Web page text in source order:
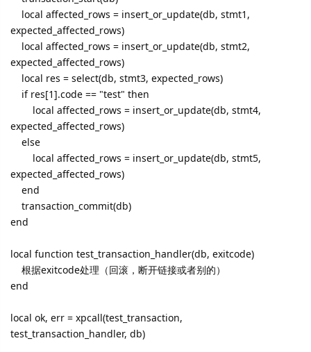
local affected_rows = insert_or_update(db, stmt1,
expected_affected_rows)
local affected_rows = insert_or_update(db, stmt2,
expected_affected_rows)
local res = select(db, stmt3, expected_rows)
if res[1].code == "test" then
local affected_rows = insert_or_update(db, stmt4,
expected_affected_rows)
else
local affected_rows = insert_or_update(db, stmt5,
expected_affected_rows)
end
transaction_commit(db)
end
local function test_transaction_handler(db, exitcode)
根据exitcode处理（回滚，断开链接或者别的）
end
local ok, err = xpcall(test_transaction,
test_transaction_handler, db)